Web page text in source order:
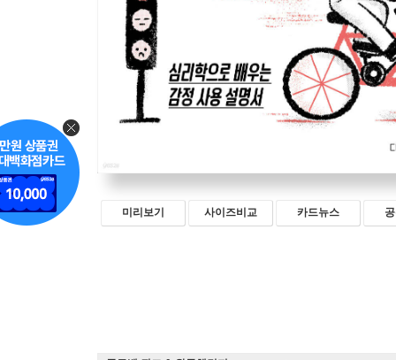
미리보기 사이즈비교 카드뉴스